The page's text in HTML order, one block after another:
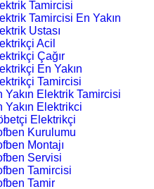
Tamircisi
Tamircisi En Yakın
Ustası
Acil
Çağır
En Yakın
Tamircisi
Yakın Elektrik Tamircisi
Yakın Elektrikci
Elektrikçi
Kurulumu
Montajı
Servisi
Tamircisi
Tamir